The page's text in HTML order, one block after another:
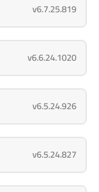
v6.7.25.819
v6.6.24.1020
v6.5.24.926
v6.5.24.827